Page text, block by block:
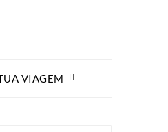
VIAGEM